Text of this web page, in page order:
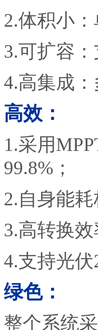
2.体积小
3.可扩容
4.高集成
高效：
1.采用
99.8%；
2.自身能
3.高转换
4.支持光伏
绿色：
整个系统